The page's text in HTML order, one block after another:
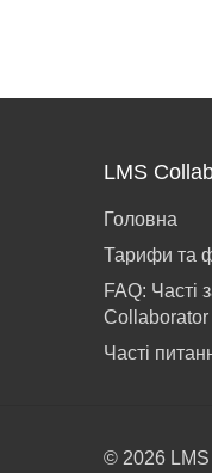
LMS
Головна
Тарифи та
FAQ: Часті
Collaborator
Часті
© 2026 LMS